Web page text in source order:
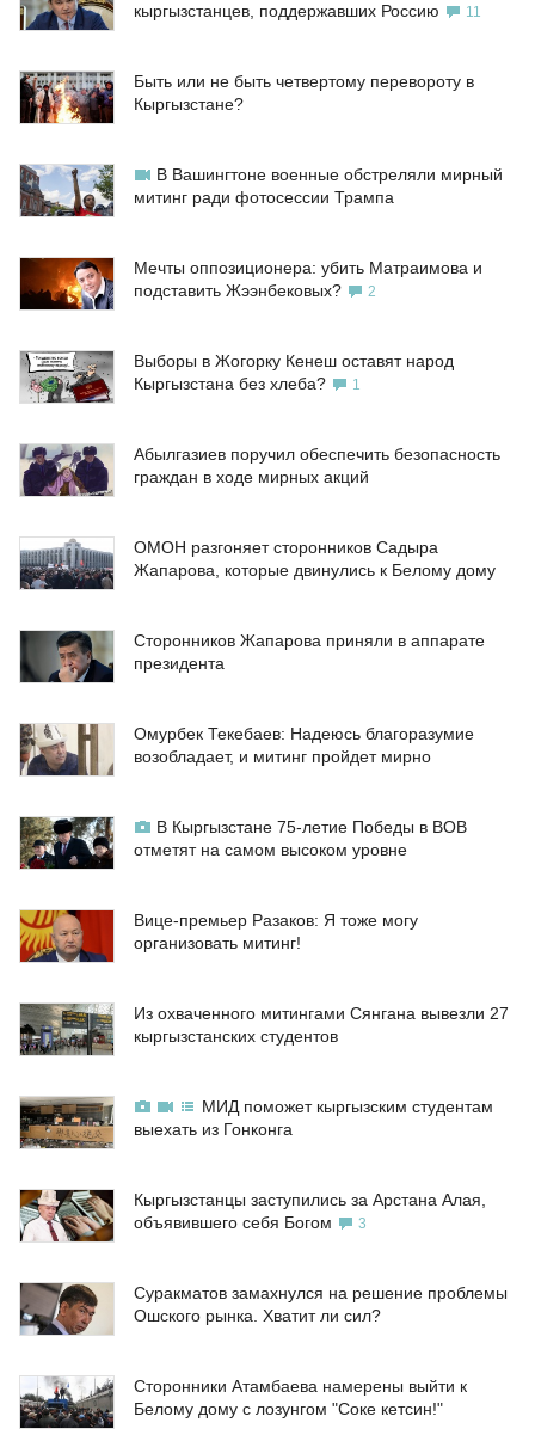
кыргызстанцев, поддержавших Россию
11
Быть или не быть четвертому перевороту в
Кыргызстане?
В Вашингтоне военные обстреляли мирный
митинг ради фотосессии Трампа
Мечты оппозиционера: убить Матраимова и
подставить Жээнбековых?
2
Выборы в Жогорку Кенеш оставят народ
Кыргызстана без хлеба?
1
Абылгазиев поручил обеспечить безопасность
граждан в ходе мирных акций
ОМОН разгоняет сторонников Садыра
Жапарова, которые двинулись к Белому дому
Сторонников Жапарова приняли в аппарате
президента
Омурбек Текебаев: Надеюсь благоразумие
возобладает, и митинг пройдет мирно
В Кыргызстане 75-летие Победы в ВОВ
отметят на самом высоком уровне
Вице-премьер Разаков: Я тоже могу
организовать митинг!
Из охваченного митингами Сянгана вывезли 27
кыргызстанских студентов
МИД поможет кыргызским студентам
выехать из Гонконга
Кыргызстанцы заступились за Арстана Алая,
объявившего себя Богом
3
Суракматов замахнулся на решение проблемы
Ошского рынка. Хватит ли сил?
Сторонники Атамбаева намерены выйти к
Белому дому с лозунгом "Соке кетсин!"